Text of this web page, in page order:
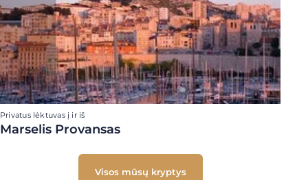
Privatus lėktuvas į ir iš
Marselis Provansas
Visos mūsų kryptys